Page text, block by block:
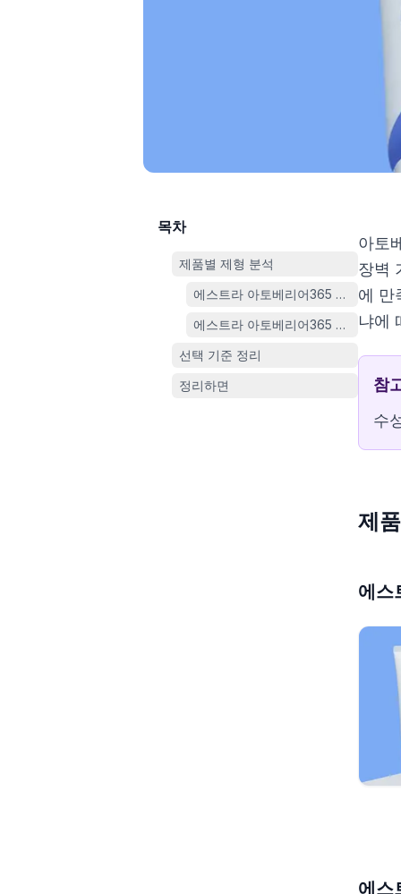
목차
제품별 제형 분석
에스트라 아토베리어365 크림 80ml
에스트라 아토베리어365 크림 플러
선택 기준 정리
정리하면
아토
장벽
에 만
냐에
참
수
제
에스
에스